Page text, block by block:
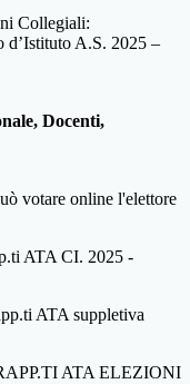
Collegiali:
d’Istituto A.S. 2025 –
Docenti,
votare online l'elettore
ATA CI. 2025 -
ATA suppletiva
ATA ELEZIONI